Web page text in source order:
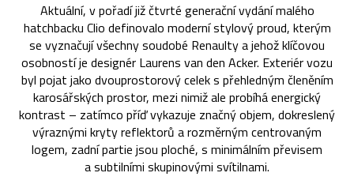
Aktuální, v pořadí již čtvrté generační vydání malého
hatchbacku Clio definovalo moderní stylový proud, kterým
se vyznačují všechny soudobé Renaulty a jehož klíčovou
osobností je designér Laurens van den Acker. Exteriér vozu
byl pojat jako dvouprostorový celek s přehledným členěním
karosářských prostor, mezi nimiž ale probíhá energický
kontrast – zatímco příď vykazuje značný objem, dokreslený
výraznými kryty reflektorů a rozměrným centrovaným
logem, zadní partie jsou ploché, s minimálním převisem
a subtilními skupinovými svítilnami.